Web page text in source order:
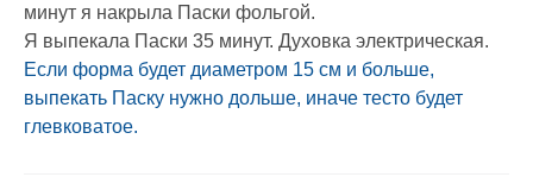
минут я накрыла Паски фольгой.
Я выпекала Паски 35 минут. Духовка электрическая.
Если форма будет диаметром 15 см и больше,
выпекать Паску нужно дольше, иначе тесто будет
глевковатое.